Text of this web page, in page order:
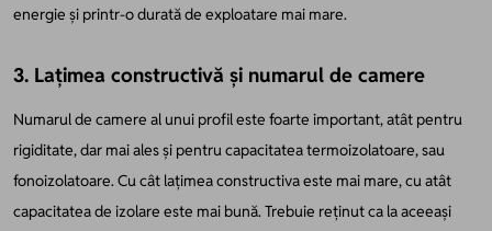
energie și printr-o durată de exploatare mai mare.
3. Lațimea constructivă și numarul de camere
Numarul de camere al unui profil este foarte important, atât pentru
rigiditate, dar mai ales și pentru capacitatea termoizolatoare, sau
fonoizolatoare. Cu cât lațimea constructiva este mai mare, cu atât
capacitatea de izolare este mai bună. Trebuie reținut ca la aceeași